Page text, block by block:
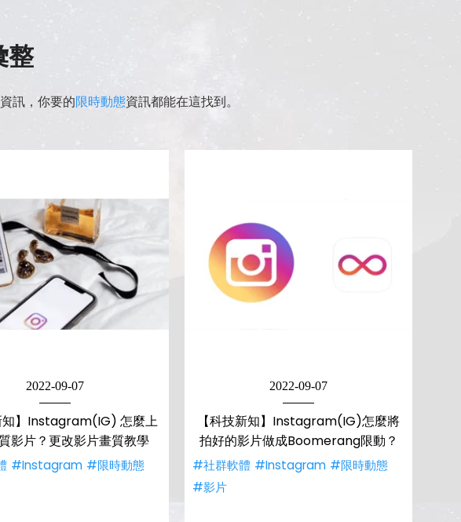
整
訊，你要的限時動態資訊都能在這找到。
2022-09-07
知】Instagram(IG) 怎麼上
影片？更改影片畫質教學
#Instagram #限時動態
2022-09-07
【科技新知】Instagram(IG)怎麼將
拍好的影片做成Boomerang限動？
#社群軟體 #Instagram #限時動態
#影片